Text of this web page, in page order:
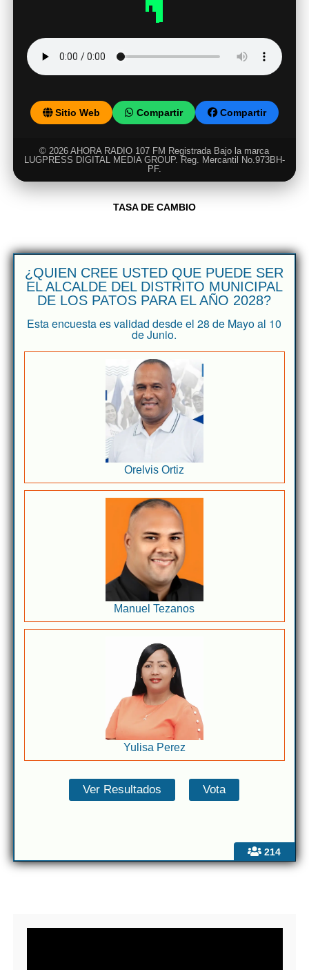
Sitio Web Compartir Compartir
© 2026 AHORA RADIO 107 FM Registrada Bajo la marca
LUGPRESS DIGITAL MEDIA GROUP. Reg. Mercantil No.973BH-
PF.
TASA DE CAMBIO
214
¿QUIEN CREE USTED QUE PUEDE SER
EL ALCALDE DEL DISTRITO MUNICIPAL
DE LOS PATOS PARA EL AÑO 2028?
Esta encuesta es validad desde el 28 de Mayo al 10
de Junio.
Orelvis Ortiz
Manuel Tezanos
Yulisa Perez